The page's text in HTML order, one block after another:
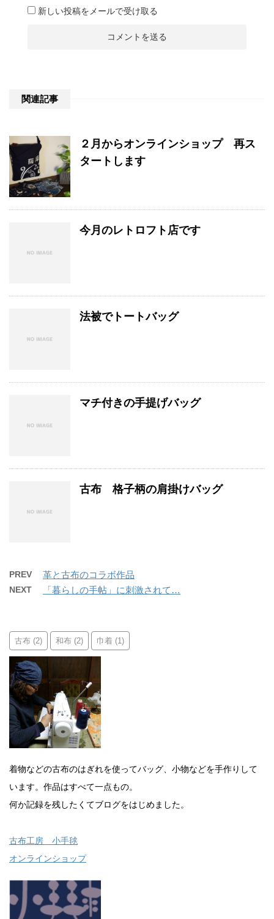
新しい投稿をメールで受け取る
関連記事
２月からオンラインショップ 再ス
タートします
今月のレトロフト店です
法被でトートバッグ
マチ付きの手提げバッグ
古布 格子柄の肩掛けバッグ
PREV 革と古布のコラボ作品
NEXT 「暮らしの手帖」に刺激されて…
古布 (2) 和布 (2) 巾着 (1)
着物などの古布のはぎれを使ってバッグ、小物などを手作りして
います。作品はすべて一点もの。
何か記録を残したくてブログをはじめました。
古布工房 小手毬
オンラインショップ